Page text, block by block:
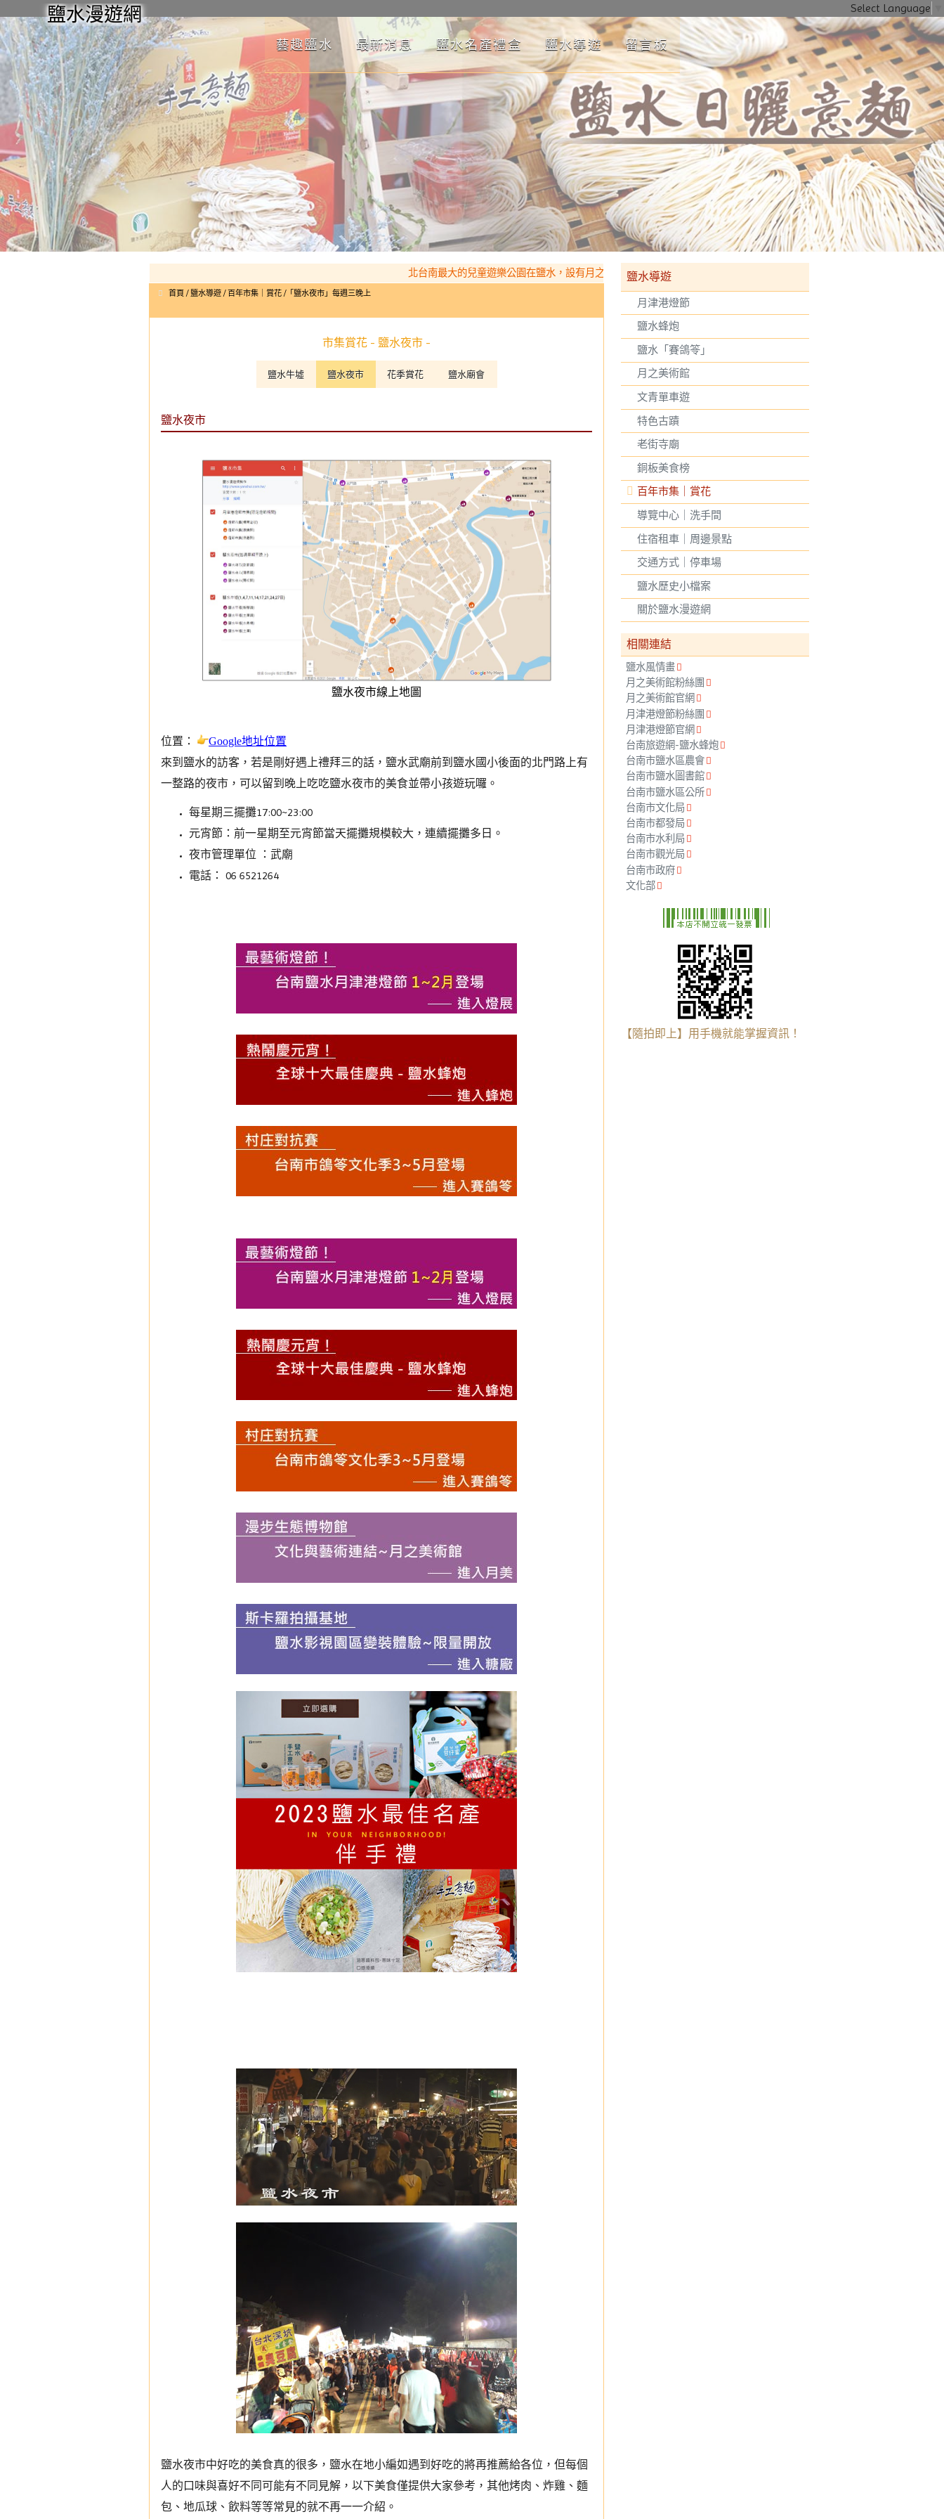
Select Language
鹽水漫遊網
藝趣鹽水 最新消息 鹽水名產禮盒 鹽水導遊 留言板
鹽水導遊
月津港燈節
鹽水蜂炮
鹽水「賽鴿笭」
月之美術館
文青單車遊
特色古蹟
老街寺廟
銅板美食榜
百年市集｜賞花
導覽中心｜洗手間
住宿租車｜周邊景點
交通方式｜停車場
鹽水歷史小檔案
關於鹽水漫遊網
相關連結
鹽水風情畫
月之美術館粉絲團
月之美術館官網
月津港燈節粉絲團
月津港燈節官網
台南旅遊網-鹽水蜂炮
台南市鹽水區農會
台南市鹽水圖書館
台南市鹽水區公所
台南市文化局
台南市都發局
台南市水利局
台南市觀光局
台南市政府
文化部
【隨拍即上】用手機就能掌握資訊！
北台南最大的兒童遊樂公園在鹽水，設有月之高塔（三座超高溜滑梯）、月之森林擺盪區和月之丘自然探險區，歡迎帶孩子一
首頁 鹽水導遊 百年市集｜賞花 「鹽水夜市」每週三晚上
市集賞花 - 鹽水夜市 -
鹽水牛墟 鹽水夜市 花季賞花 鹽水廟會
鹽水夜市
鹽水夜市線上地圖
位置： Google地址位置
來到鹽水的訪客，若是剛好遇上禮拜三的話 ， 鹽水武廟前到鹽水國小後面的北門路上有
一整路的夜市 ， 可以留到晚上吃吃鹽水夜市的美食並帶小孩遊玩囉。
每星期三擺攤17:00~23:00
元宵節：前一星期至元宵節當天擺攤規模較大，連續擺攤多日。
夜市管理單位 ：武廟
電話： 06 6521264
鹽水夜市中好吃的美食真的很多 ，鹽水在地小編如遇到好吃的將再推薦給各位，但每個
人的口味與喜好不同可能有不同見解，以下美食僅提供大家參考 ，其他烤肉、炸雞、麵
包、地瓜球、飲料等等常見的就不再一一介紹 。